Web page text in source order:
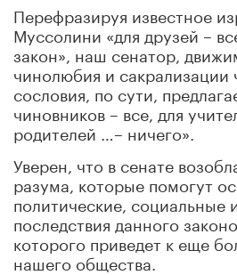
Перефразируя известное
Муссолини «для друзей –
закон», наш сенатор,
чинолюбия и сакрализации
сословия, по сути,
чиновников – все, для
родителей …– ничего».
Уверен, что в сенате
разума, которые помогут
политические, социальные
последствия данного
которого приведет к еще
нашего общества.